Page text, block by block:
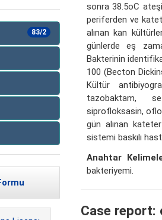
83/2
sonra 38.5oC
periferden ve
alınan kan
günlerde eş
Bakterinin
100 (Becton
Kültür
tazobaktam,
siprofloksasin,
gün alınan
sistemi baskılı
Anahtar
bakteriyemi.
Case report: